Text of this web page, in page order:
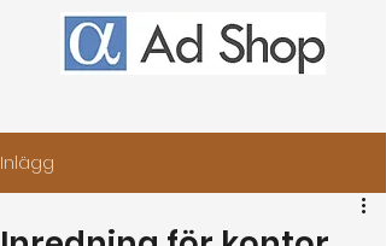
Inlägg